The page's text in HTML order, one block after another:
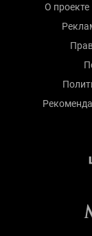
О проекте